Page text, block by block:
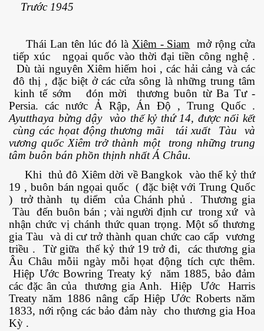
Trước 1945
Thái Lan tên lúc đó là Xiêm - Siam mở rộng cửa
tiếp xúc ngọai quốc vào thời đại tiền công nghệ .
Dù tài nguyên Xiêm hiếm hoi , các hải cảng và các
đô thị , đặc biệt ở các cửa sông là những trung tâm
kinh tế sớm đón mời thương buôn từ Ba Tư -
Persia. các nước Ả Rập, Án Độ , Trung Quốc .
Ayutthaya bừng dậy vào thế kỷ thứ 14, được nối kết
cùng các họat động thương mãi tái xuất Tàu và
vương quốc Xiêm trở thành một trong những trung
tâm buôn bán phồn thịnh nhất Á Châu.
Khi thủ đô Xiêm dời về Bangkok vào thế kỷ thứ
19 , buôn bán ngọai quốc ( đặc biệt với Trung Quốc
) trở thành tụ diểm của Chánh phủ . Thương gia
Tàu đến buôn bán ; vài người định cư trong xứ và
nhận chức vị chánh thức quan trọng. Một số thương
gia Tàu và di cư trở thành quan chức cao cấp vương
triều . Từ giữa thế kỷ thứ 19 trở đi, các thương gia
Âu Châu mỗii ngày mỗi họat động tích cực thêm.
Hiệp Ước Bowring Treaty ký năm 1885, bảo đảm
các đặc ân của thương gia Anh. Hiệp Ước Harris
Treaty năm 1886 nâng cấp Hiệp Ước Roberts năm
1833, nới rộng các bảo đảm này cho thương gia Hoa
Kỳ .
... P2